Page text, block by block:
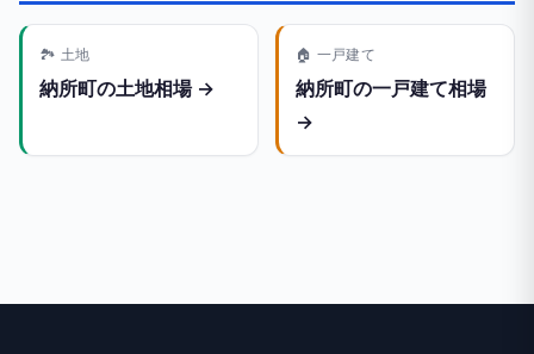
🏞️ 土地
納所町の土地相場 →
🏠 一戸建て
納所町の一戸建て相場
→